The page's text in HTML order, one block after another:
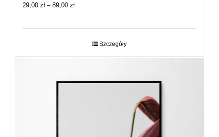
29,00 zł – 89,00 złZakres
29,00 zł
Szczegóły